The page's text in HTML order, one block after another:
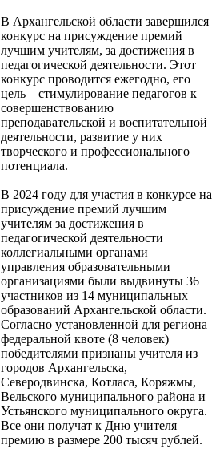
В Архангельской области завершился
конкурс на присуждение премий
лучшим учителям, за достижения в
педагогической деятельности. Этот
конкурс проводится ежегодно, его
цель – стимулирование педагогов к
совершенствованию
преподавательской и воспитательной
деятельности, развитие у них
творческого и профессионального
потенциала.
В 2024 году для участия в конкурсе на
присуждение премий лучшим
учителям за достижения в
педагогической деятельности
коллегиальными органами
управления образовательными
организациями были выдвинуты 36
участников из 14 муниципальных
образований Архангельской области.
Согласно установленной для региона
федеральной квоте (8 человек)
победителями признаны учителя из
городов Архангельска,
Северодвинска, Котласа, Коряжмы,
Вельского муниципального района и
Устьянского муниципального округа.
Все они получат к Дню учителя
премию в размере 200 тысяч рублей.